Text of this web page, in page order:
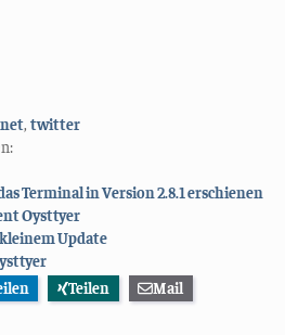
,twitter
Terminal in Version 2.8.1 erschienen
Oysttyer
Update
Teilen
Mail